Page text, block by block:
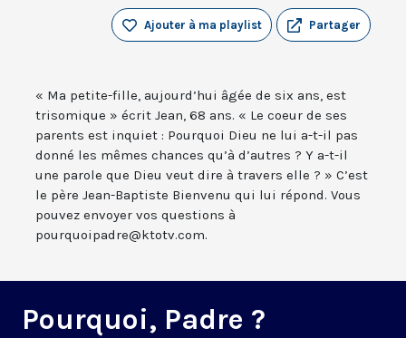
Partager
Ajouter à ma playlist
« Ma petite-fille, aujourd’hui âgée de six ans, est
trisomique » écrit Jean, 68 ans. « Le coeur de ses
parents est inquiet : Pourquoi Dieu ne lui a-t-il pas
donné les mêmes chances qu’à d’autres ? Y a-t-il
une parole que Dieu veut dire à travers elle ? » C’est
le père Jean-Baptiste Bienvenu qui lui répond. Vous
pouvez envoyer vos questions à
pourquoipadre@ktotv.com.
Pourquoi, Padre ?